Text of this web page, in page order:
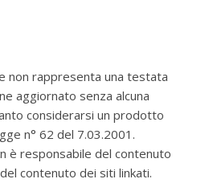
non rappresenta una testata
aggiornato senza alcuna
considerarsi un prodotto
n° 62 del 7.03.2001.
è responsabile del contenuto
contenuto dei siti linkati.